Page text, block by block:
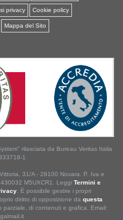
privacy Cookie policy
Mappa del Sito
rilasciata da Bureau Veritas Italia
1
31/A - 28100 Novara. P. Iva e
M5UXCR1. Leggi Termini e
. È possibile gestire i propri
diritto di opposizione da questa
di contenuti e grafica. Email: